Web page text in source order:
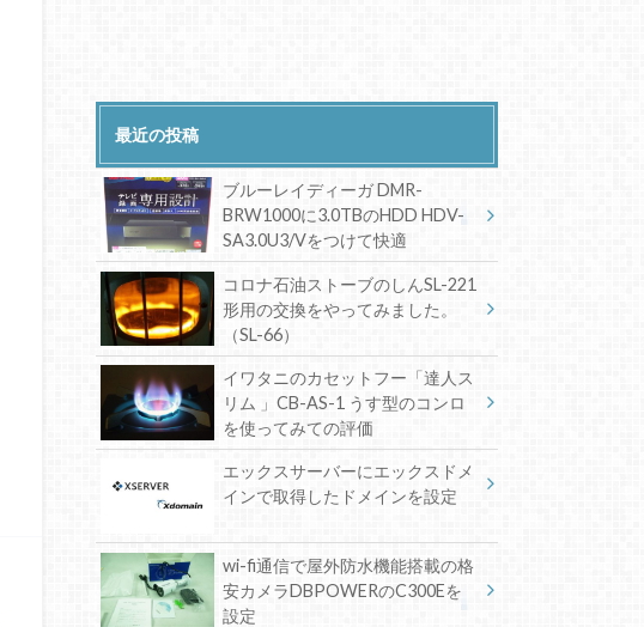
最近の投稿
ブルーレイディーガ DMR-
BRW1000に3.0TBのHDD HDV-
SA3.0U3/Vをつけて快適
コロナ石油ストーブのしんSL-221
形用の交換をやってみました。
（SL-66）
イワタニのカセットフー「達人ス
リム 」CB-AS-1 うす型のコンロ
を使ってみての評価
エックスサーバーにエックスドメ
インで取得したドメインを設定
wi-fi通信で屋外防水機能搭載の格
安カメラDBPOWERのC300Eを
設定